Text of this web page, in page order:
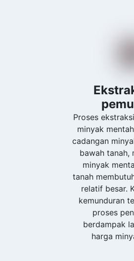
Proses
minyak
cadangan
bawah tanah,
minyak
tanah
relatif besar.
kemunduran
proses
berdampak
harga